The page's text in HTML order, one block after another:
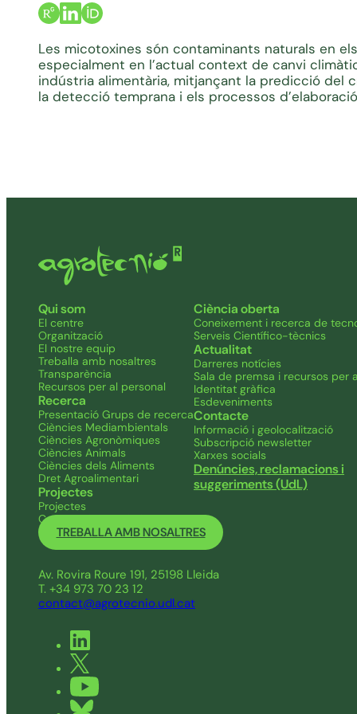
Les micotoxines són contaminants naturals en
especialment en l’actual context de canvi
indústria alimentària, mitjançant la predicció del
la detecció temprana i els processos
Qui som
El centre
Organització
El nostre equip
Treballa amb nosaltres
Transparència
Recursos per al personal
Recerca
Presentació Grups de recerca
Ciències Mediambientals
Ciències Agronòmiques
Ciències Animals
Ciències dels Aliments
Dret Agroalimentari
Projectes
Projectes
Convocatòries pròpies
Ciència oberta
Coneixement i recerca de
Serveis Científico-tècnics
Actualitat
Darreres notícies
Sala de premsa i recursos per
Identitat gràfica
Esdeveniments
Contacte
Informació i geolocalització
Subscripció newsletter
Xarxes socials
Denúncies, reclamacions i
suggeriments (UdL)
TREBALLA AMB NOSALTRES
Av. Rovira Roure 191, 25198 Lleida
T. +34 973 70 23 12
contact@agrotecnio.udl.cat